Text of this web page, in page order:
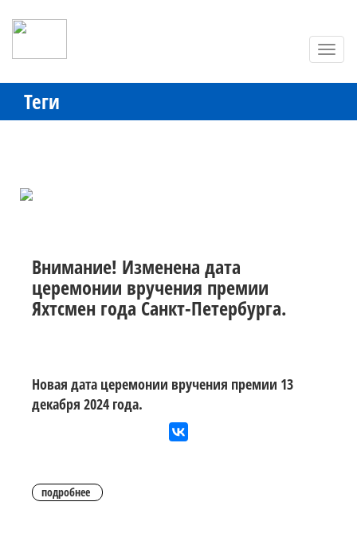
Теги
Внимание! Изменена дата
церемонии вручения премии
Яхтсмен года Санкт-Петербурга.
Новая дата церемонии вручения премии 13
декабря 2024 года.
подробнее